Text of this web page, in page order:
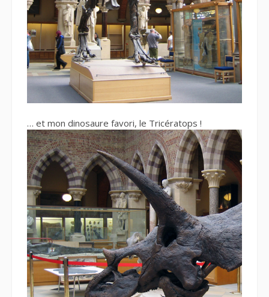
… et mon dinosaure favori, le Tricératops !